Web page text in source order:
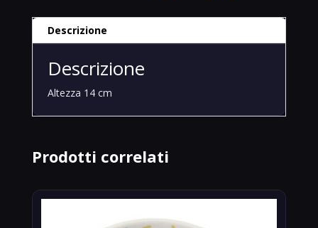
Descrizione
Descrizione
Altezza 14 cm
Prodotti correlati